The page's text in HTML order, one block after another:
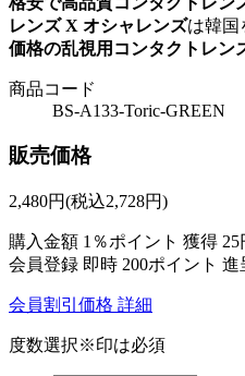
レンズ X オシャレンズは韓国
価格の乱視用コンタクトレン
商品コード
BS-A133-Toric-GREEN
販売価格
2,480円(税込2,728円)
購入金額 1％ポイント 獲得 25
会員登録 即時 200ポイント 進
会員割引価格 詳細
度数選択※印は必須